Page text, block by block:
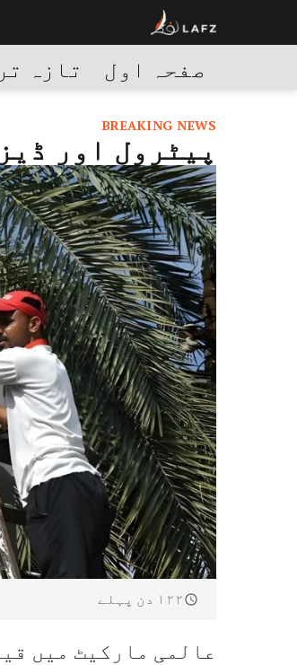
صفحہ اول تازہ
BREAKING NEWS
پیٹرول اور
۱۲۲ دن پہلے
عالمی مارکیٹ میں